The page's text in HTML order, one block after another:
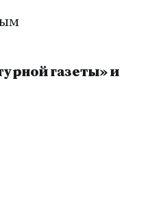
газеты» и